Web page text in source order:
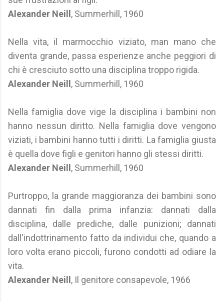
Alexander Neill , Summerhill, 1960
Nella vita, il marmocchio viziato, man mano che
diventa grande, passa esperienze anche peggiori di
chi è cresciuto sotto una disciplina troppo rigida.
Alexander Neill , Summerhill, 1960
Nella famiglia dove vige la disciplina i bambini non
hanno nessun diritto. Nella famiglia dove vengono
viziati, i bambini hanno tutti i diritti. La famiglia giusta
è quella dove figli e genitori hanno gli stessi diritti.
Alexander Neill , Summerhill, 1960
Purtroppo, la grande maggioranza dei bambini sono
dannati fin dalla prima infanzia: dannati dalla
disciplina, dalle prediche, dalle punizioni; dannati
dall'indottrinamento fatto da individui che, quando a
loro volta erano piccoli, furono condotti ad odiare la
vita.
Alexander Neill , Il genitore consapevole, 1966